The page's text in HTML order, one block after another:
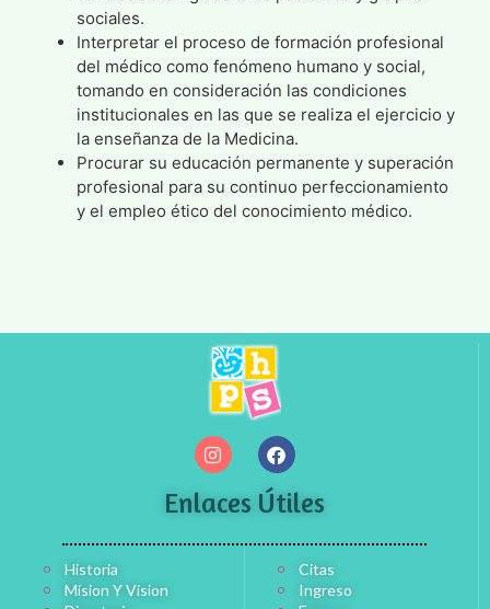
sociales.
Interpretar el proceso de formación profesional
del médico como fenómeno humano y social,
tomando en consideración las condiciones
institucionales en las que se realiza el ejercicio y
la enseñanza de la Medicina.
Procurar su educación permanente y superación
profesional para su continuo perfeccionamiento
y el empleo ético del conocimiento médico.
Enlaces Útiles
Historia
Mision Y Vision
Citas
Ingreso